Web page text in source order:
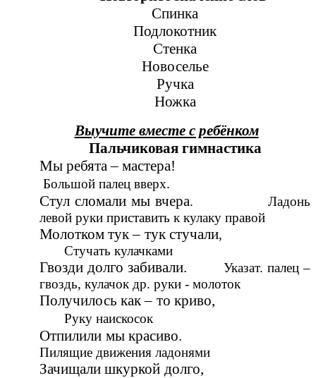
Спинка
Подлокотник
Стенка
Новоселье
Ручка
Ножка
Выучите вместе с ребёнком
Пальчиковая гимнастика
Мы ребята – мастера!
Большой палец вверх.
Стул сломали мы вчера. Ладонь
левой руки приставить к кулаку правой
Молотком тук – тук стучали,
Стучать кулачками
Гвозди долго забивали.Указат. палец –
гвоздь, кулачок др. руки - молоток
Получилось как – то криво,
Руку наискосок
Отпилили мы красиво.
Пилящие движения ладонями
Зачищали шкуркой долго,